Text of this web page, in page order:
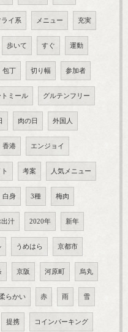
ライ系 メニュー 充実
歩いて すぐ 運動
包丁 切り幅 参加者
トミール グルテンフリー
肉の日 外国人
香港 エンジョイ
考案 人気メニュー
白身 3種 梅肉
出汁 2020年 新年
うめはら 京都市
京阪 河原町 烏丸
らかい 赤 雨 雪
提携 コインパーキング